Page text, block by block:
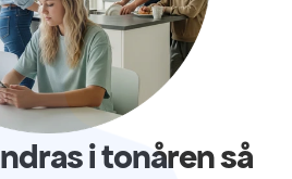
i tonåren så